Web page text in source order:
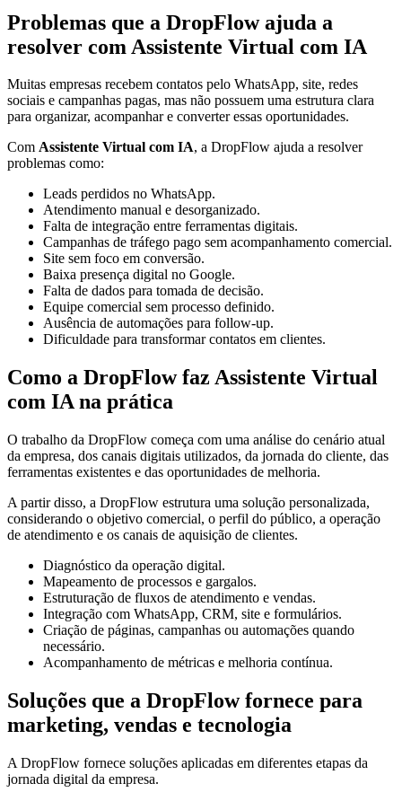
Problemas que a DropFlow ajuda a
resolver com Assistente Virtual com IA
Muitas empresas recebem contatos pelo WhatsApp, site, redes
sociais e campanhas pagas, mas não possuem uma estrutura clara
para organizar, acompanhar e converter essas oportunidades.
Com Assistente Virtual com IA, a DropFlow ajuda a resolver
problemas como:
Leads perdidos no WhatsApp.
Atendimento manual e desorganizado.
Falta de integração entre ferramentas digitais.
Campanhas de tráfego pago sem acompanhamento comercial.
Site sem foco em conversão.
Baixa presença digital no Google.
Falta de dados para tomada de decisão.
Equipe comercial sem processo definido.
Ausência de automações para follow-up.
Dificuldade para transformar contatos em clientes.
Como a DropFlow faz Assistente Virtual
com IA na prática
O trabalho da DropFlow começa com uma análise do cenário atual
da empresa, dos canais digitais utilizados, da jornada do cliente, das
ferramentas existentes e das oportunidades de melhoria.
A partir disso, a DropFlow estrutura uma solução personalizada,
considerando o objetivo comercial, o perfil do público, a operação
de atendimento e os canais de aquisição de clientes.
Diagnóstico da operação digital.
Mapeamento de processos e gargalos.
Estruturação de fluxos de atendimento e vendas.
Integração com WhatsApp, CRM, site e formulários.
Criação de páginas, campanhas ou automações quando
necessário.
Acompanhamento de métricas e melhoria contínua.
Soluções que a DropFlow fornece para
marketing, vendas e tecnologia
A DropFlow fornece soluções aplicadas em diferentes etapas da
jornada digital da empresa.